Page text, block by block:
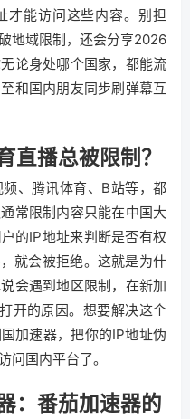
才能访问这些内容。别担
地域限制，还会分享2026
论身处哪个国家，都能流
和国内朋友同步刷弹幕互
直播总被限制？
、腾讯体育、B站等，都
常限制内容只能在中国大
的IP地址来判断是否有权
就会被拒绝。这就是为什
会遇到地区限制，在新加
开的原因。想要解决这个
加速器，把你的IP地址伪
问国内平台了。
：番茄加速器的